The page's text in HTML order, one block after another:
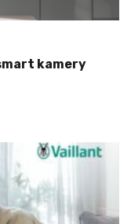
kamery